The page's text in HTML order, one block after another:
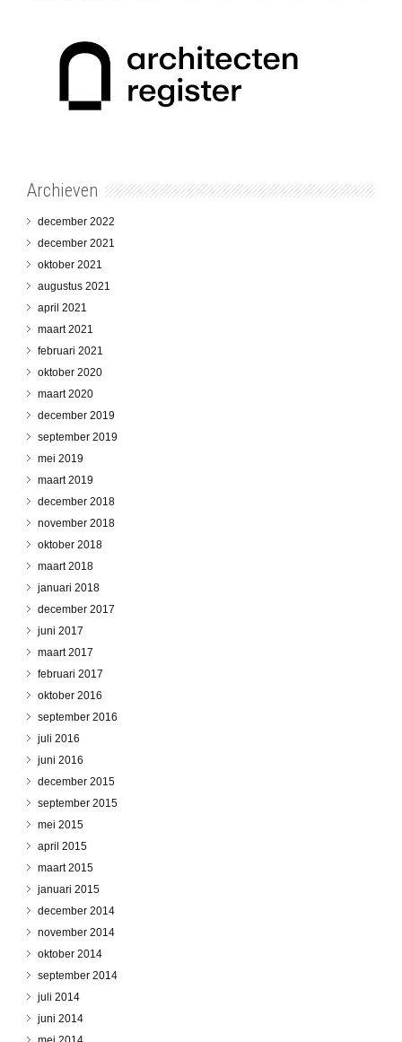
Archieven
december 2022
december 2021
oktober 2021
augustus 2021
april 2021
maart 2021
februari 2021
oktober 2020
maart 2020
december 2019
september 2019
mei 2019
maart 2019
december 2018
november 2018
oktober 2018
maart 2018
januari 2018
december 2017
juni 2017
maart 2017
februari 2017
oktober 2016
september 2016
juli 2016
juni 2016
december 2015
september 2015
mei 2015
april 2015
maart 2015
januari 2015
december 2014
november 2014
oktober 2014
september 2014
juli 2014
juni 2014